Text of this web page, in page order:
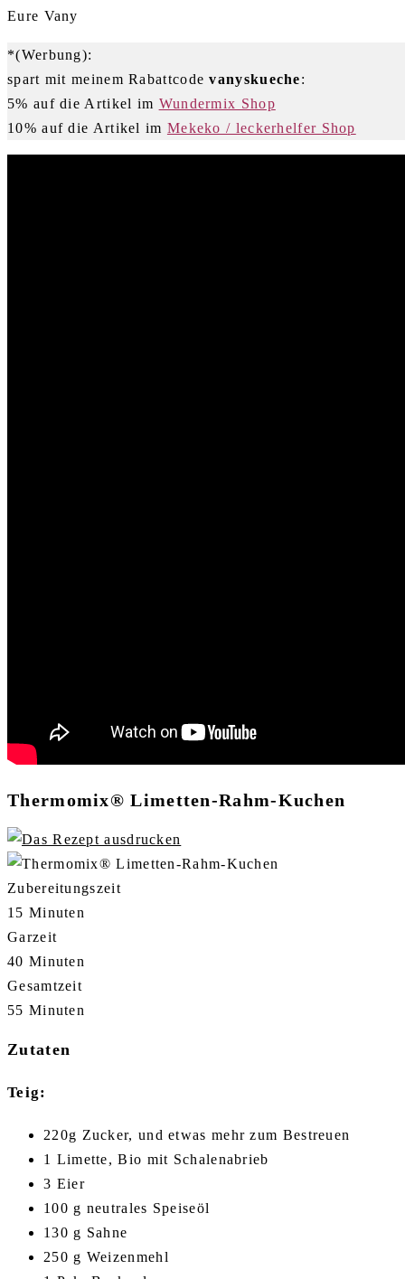
Eure Vany
*(Werbung):
spart mit meinem Rabattcodevanyskueche:
5% auf die Artikel im Wundermix Shop
10% auf die Artikel im Mekeko / leckerhelfer Shop
Thermomix® Limetten-Rahm-Kuchen
Zubereitungszeit
15 Minuten
Garzeit
40 Minuten
Gesamtzeit
55 Minuten
Zutaten
Teig:
220g Zucker, und etwas mehr zum Bestreuen
1 Limette, Bio mit Schalenabrieb
3 Eier
100 g neutrales Speiseöl
130 g Sahne
250 g Weizenmehl